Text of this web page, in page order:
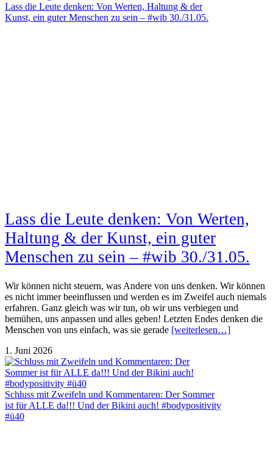
Lass die Leute denken: Von Werten, Haltung & der
Kunst, ein guter Menschen zu sein – #wib 30./31.05.
Lass die Leute denken: Von Werten,
Haltung & der Kunst, ein guter
Menschen zu sein – #wib 30./31.05.
Wir können nicht steuern, was Andere von uns denken. Wir können
es nicht immer beeinflussen und werden es im Zweifel auch niemals
erfahren. Ganz gleich was wir tun, ob wir uns verbiegen und
bemühen, uns anpassen und alles geben! Letzten Endes denken die
Menschen von uns einfach, was sie gerade [weiterlesen…]
1. Juni 2026
Schluss mit Zweifeln und Kommentaren: Der Sommer
ist für ALLE da!!! Und der Bikini auch! #bodypositivity
#ü40